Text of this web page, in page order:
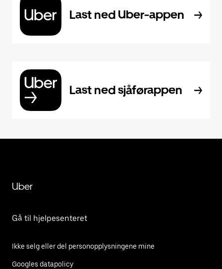
Last ned Uber-appen
Last ned sjåførappen
Uber
Gå til hjelpesenteret
Ikke selg eller del personopplysningene mine
Googles datapolicy